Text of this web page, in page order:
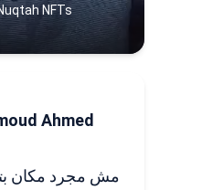
NFTs
Ahmed